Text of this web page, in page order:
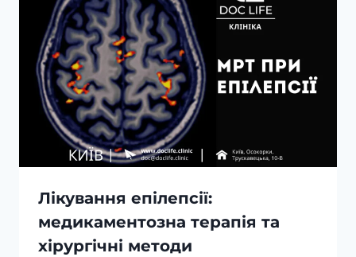
Лікування епілепсії:
медикаментозна терапія та
хірургічні методи